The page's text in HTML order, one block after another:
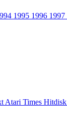
1995 1996 1997
Atari Times Hitdisk